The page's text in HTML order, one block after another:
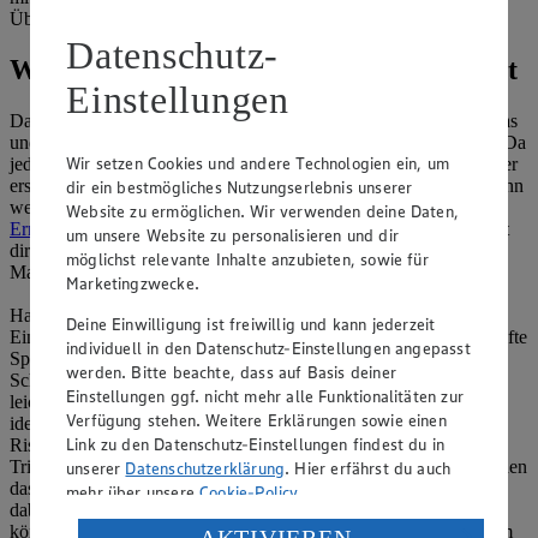
Übergewicht.
Workout für Schwangere: Das ist erlaubt
Dass Sport in der Schwangerschaft gut ist, steht also fest. Aber was
und wie viel ist der Gesundheit von Mutter und Kind zuträglich? Da
jede Schwangerschaft anders verläuft, solltest du im Zweifel immer
erst deinem Arzt fragen, bevor du mit einem Sport beginnst oder ihn
weiter ausübst. Dein Arzt sagt dir auch, worauf du bei deiner
Ernährung in der Schwangerschaftachten solltest, und verschreibt
dir wichtige Nährstoffe wie Folsäure und gegebenenfalls
Magnesium.
Hast du grünes Licht für Aktivität, empfehlen sich für
Einsteigerinnen in den ersten zwölf Schwangerschaftswochen sanfte
Sportarten. Pilates und Yoga mit Schwerpunkt auf Entspannung,
Schwimmen, (Nordic) Walking, Radfahren, der Crosstrainer und
leichtes Krafttraining mit wenig Gewicht bzw. Widerstand sind
ideal. Grund für das weniger intensive Programm ist nicht das
Risiko einer Fehlgeburt, sondern dass sich viele Frauen im 1.
Trimester müde fühlen. Erschütterungen wie beim Joggen gefährden
das Kind nicht, betonen Mediziner. Fühlst du dich fit und wohl
dabei, kannst du natürlich auch Laufen gehen. Bereits Trainierte
können sogar wie gewohnt schnellere Runden drehen, erst ab dem
Datenschutz-
Einstellungen
Wir setzen Cookies und andere Technologien ein, um
dir ein bestmögliches Nutzungserlebnis unserer
Website zu ermöglichen. Wir verwenden deine Daten,
um unsere Website zu personalisieren und dir
möglichst relevante Inhalte anzubieten, sowie für
Marketingzwecke.
Deine Einwilligung ist freiwillig und kann jederzeit
individuell in den Datenschutz-Einstellungen angepasst
werden. Bitte beachte, dass auf Basis deiner
Einstellungen ggf. nicht mehr alle Funktionalitäten zur
Verfügung stehen. Weitere Erklärungen sowie einen
Link zu den Datenschutz-Einstellungen findest du in
unserer Datenschutzerklärung. Hier erfährst du auch
mehr über unsereCookie-Policy.
Verarbeitung deiner personenbezogenen Daten in den